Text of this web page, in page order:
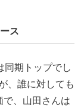
ス
同期トップでし
、誰に対しても
で、山田さんは